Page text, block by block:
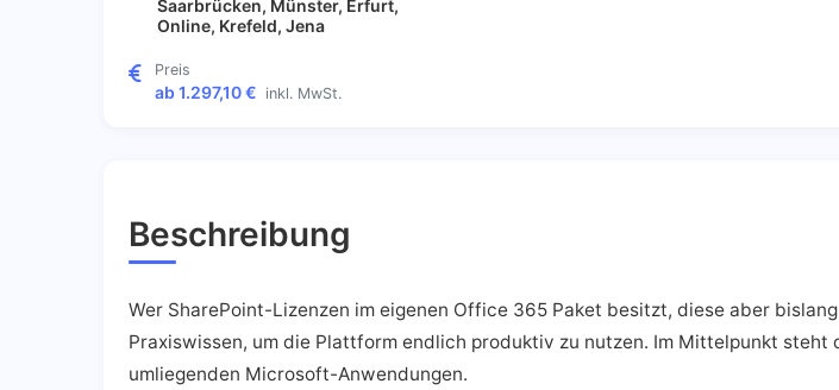
Saarbrücken, Münster, Erfurt,
Online, Krefeld, Jena
Preis
ab 1.297,10 € inkl. MwSt.
Beschreibung
Wer SharePoint-Lizenzen im eigenen Office 365 Paket besitzt, diese aber
Praxiswissen, um die Plattform endlich produktiv zu nutzen. Im Mittelpunkt steht
umliegenden Microsoft-Anwendungen.